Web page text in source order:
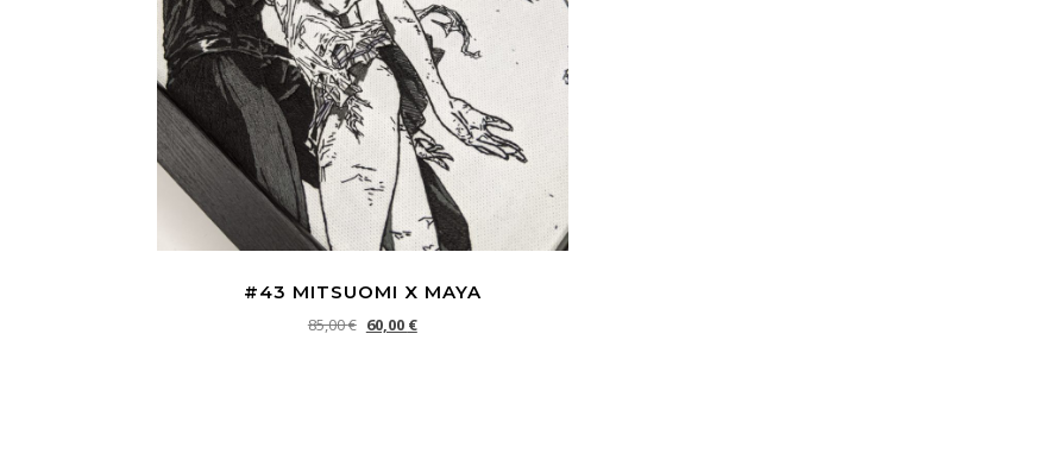
#43 MITSUOMI X MAYA
85,00€ Le prix initial était : 85,00 €.
60,00 €Le prix actuel est : 60,00 €.